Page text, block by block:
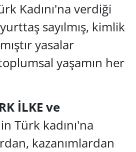
Kadını'na verdiği
sayılmış, kimlik
yasalar
yaşamın her
İLKE ve
Türk kadını'na
kazanımlardan